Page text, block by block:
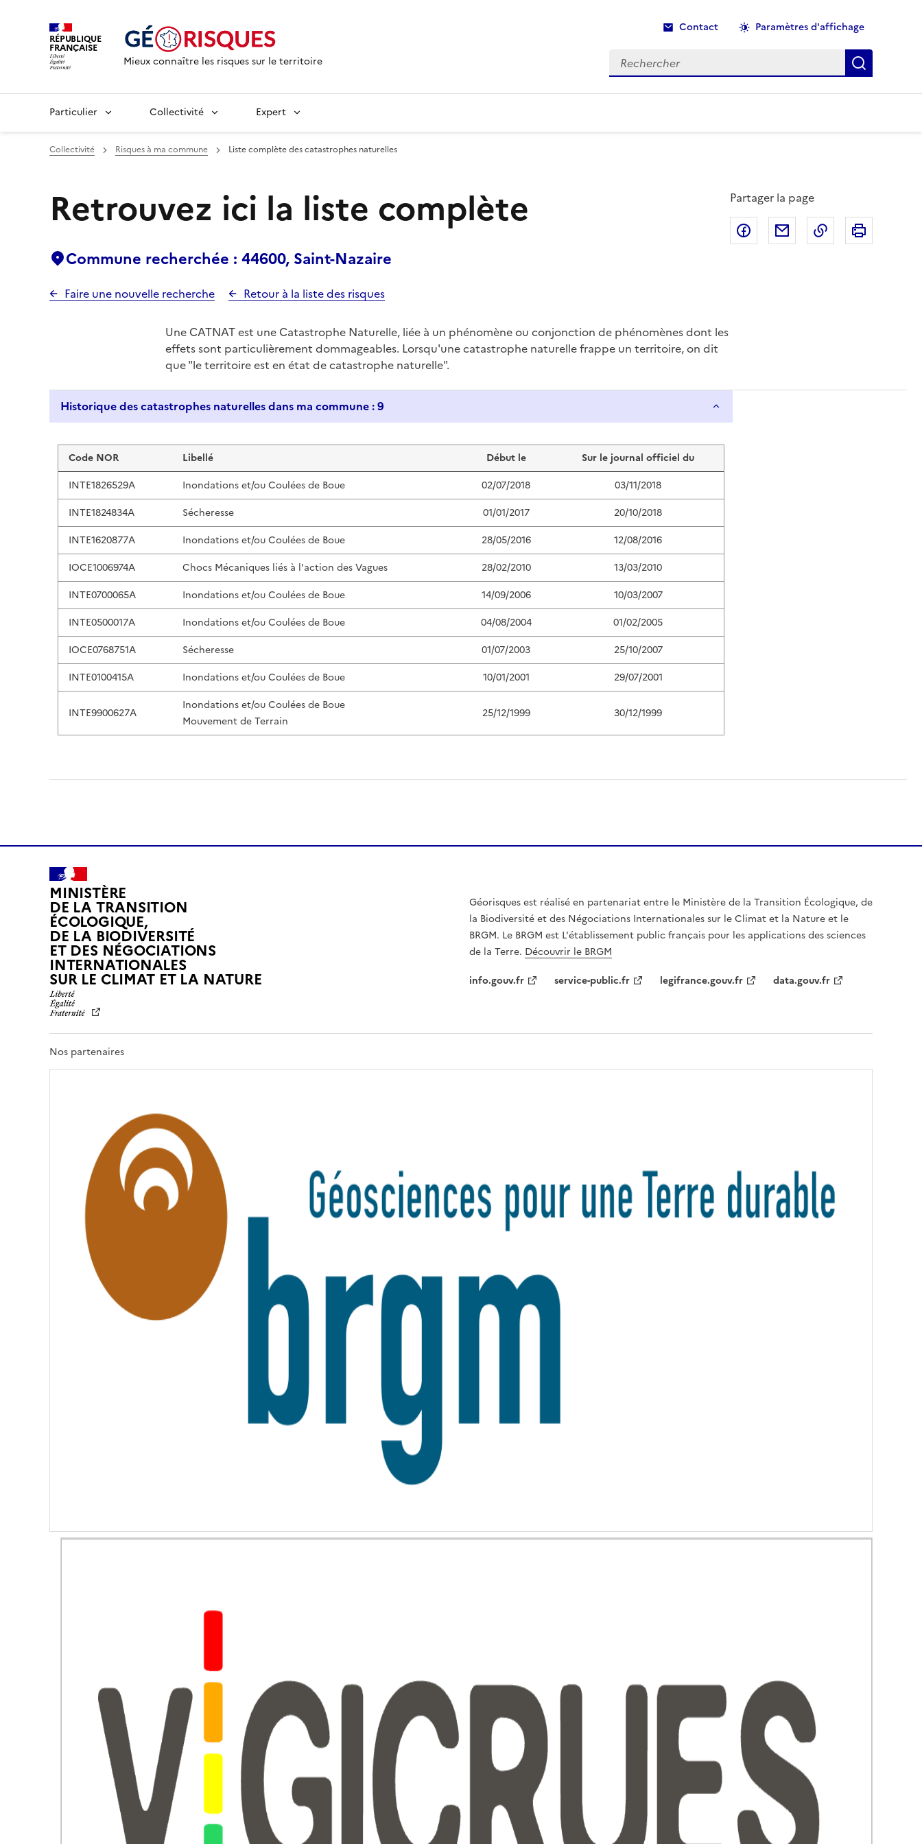
RÉPUBLIQUE
FRANÇAISE
Mieux connaître les risques sur le territoire
Contact Paramètres d'affichage
Rechercher
Recherche
Particulier Collectivité Expert
Collectivité Risques à ma commune Liste complète des catastrophes naturelles
Retrouvez ici la liste complète
Commune recherchée : 44600, Saint-Nazaire
Faire une nouvelle recherche Retour à la liste des risques
Partager la page
Partager sur Facebook
Partager par email
Copier dans le
Une CATNAT est une Catastrophe Naturelle, liée à un phénomène ou conjonction de phénomènes dont les
effets sont particulièrement dommageables. Lorsqu'une catastrophe naturelle frappe un territoire, on dit
que "le territoire est en état de catastrophe naturelle".
Historique des catastrophes naturelles dans ma commune : 9
Liste de résultats
Code NOR Libellé Début le
Sur le journal officiel du
INTE1826529A
Inondations et/ou Coulées de Boue 02/07/2018
03/11/2018
INTE1824834A
Sécheresse 01/01/2017
20/10/2018
INTE1620877A
Inondations et/ou Coulées de Boue 28/05/2016
12/08/2016
IOCE1006974A
Chocs Mécaniques liés à l'action des Vagues 28/02/2010
13/03/2010
INTE0700065A
Inondations et/ou Coulées de Boue 14/09/2006
10/03/2007
INTE0500017A
Inondations et/ou Coulées de Boue 04/08/2004
01/02/2005
IOCE0768751A
Sécheresse 01/07/2003
25/10/2007
INTE0100415A
Inondations et/ou Coulées de Boue 10/01/2001 29/07/2001
INTE9900627A
Inondations et/ou Coulées de Boue
Mouvement de Terrain
25/12/1999 30/12/1999
MINISTÈRE
DE LA TRANSITION
ÉCOLOGIQUE,
DE LA BIODIVERSITÉ
ET DES NÉGOCIATIONS
INTERNATIONALES
SUR LE CLIMAT ET LA NATUREL
R
É
R
R
N
T
Géorisques est réalisé en partenariat entre le Ministère de la Transition Écologique, de
la Biodiversité et des Négociations Internationales sur le Climat et la Nature et le
BRGM. Le BRGM est L'établissement public français pour les applications des sciences
de la Terre. Découvrir le BRGM
info.gouv.fr
service-public.fr legifrance.gouv.fr data.gouv.fr
Nos partenaires